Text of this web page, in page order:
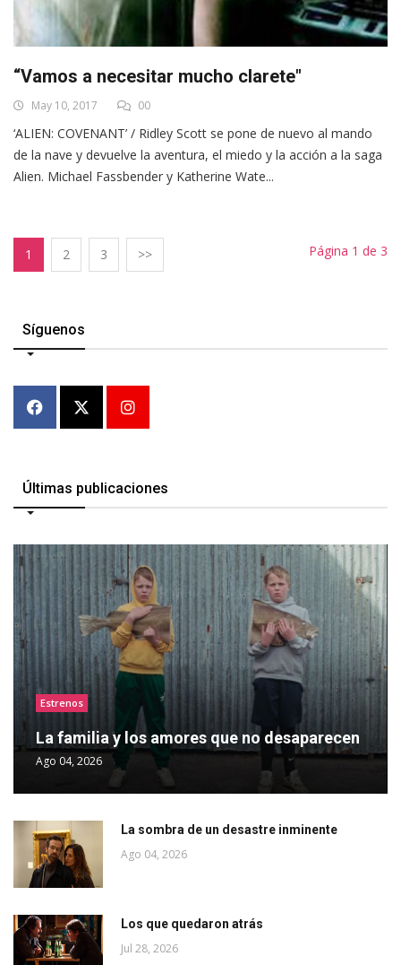
“Vamos a necesitar mucho clarete"
May 10, 2017 00
‘ALIEN: COVENANT’ / Ridley Scott se pone de nuevo al mando
de la nave y devuelve la aventura, el miedo y la acción a la saga
Alien. Michael Fassbender y Katherine Wate...
1 2 3 >> Página 1 de 3
Síguenos
Últimas publicaciones
Estrenos
La familia y los amores que no desaparecen
Ago 04, 2026
La sombra de un desastre inminente
Ago 04, 2026
Los que quedaron atrás
Jul 28, 2026